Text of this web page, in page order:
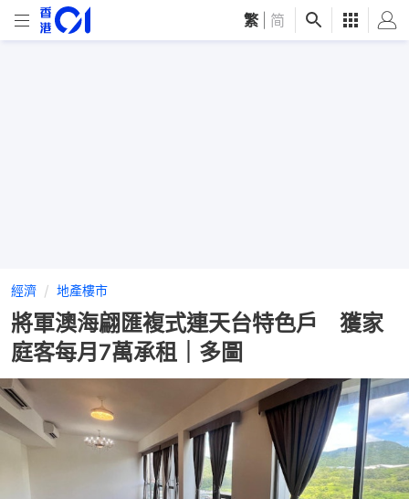
繁 简
經濟 地產樓市
將軍澳海翩匯複式連天台特色戶 獲家
庭客每月7萬承租｜多圖